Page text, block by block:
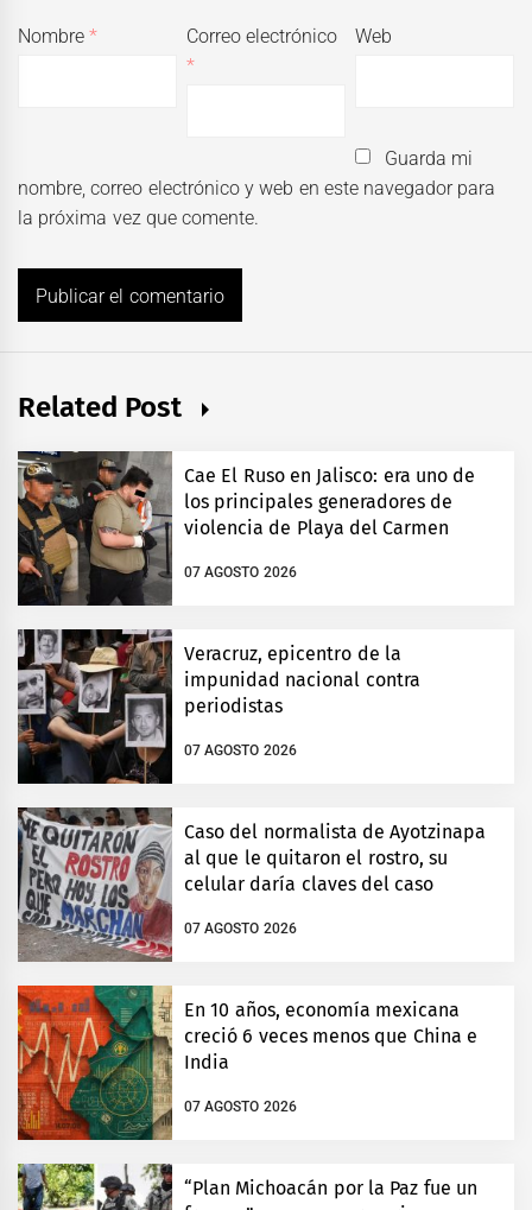
Nombre*
Correo electrónico
*
Web
Guarda mi
nombre, correo electrónico y web en este navegador para
la próxima vez que comente.
Related Post
Cae El Ruso en Jalisco: era uno de
los principales generadores de
violencia de Playa del Carmen
07 AGOSTO 2026
Veracruz, epicentro de la
impunidad nacional contra
periodistas
07 AGOSTO 2026
Caso del normalista de Ayotzinapa
al que le quitaron el rostro, su
celular daría claves del caso
07 AGOSTO 2026
En 10 años, economía mexicana
creció 6 veces menos que China e
India
07 AGOSTO 2026
“Plan Michoacán por la Paz fue un